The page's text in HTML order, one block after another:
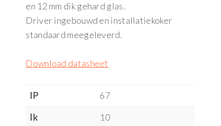
en 12 mm dik gehard glas.
Driver ingebouwd en installatiekoker
standaard meegeleverd.
Download datasheet
IP
67
Ik
10